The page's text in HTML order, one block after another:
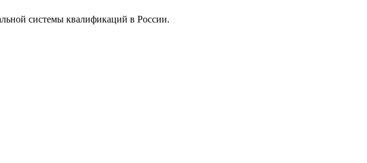
системы квалификаций в России.